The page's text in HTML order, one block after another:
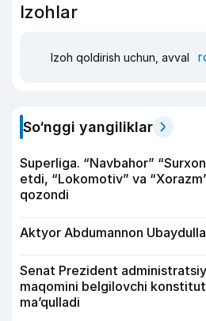
Izohlar
Izoh qoldirish uchun, avval
So‘nggi yangiliklar
Superliga. “Navbahor”
etdi, “Lokomotiv” va
qozondi
Aktyor Abdu­mannon
Senat Prezident
maqomini belgilovchi
ma’qulladi